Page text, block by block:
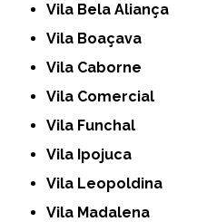
Vila Bela Aliança
Vila Boaçava
Vila Caborne
Vila Comercial
Vila Funchal
Vila Ipojuca
Vila Leopoldina
Vila Madalena